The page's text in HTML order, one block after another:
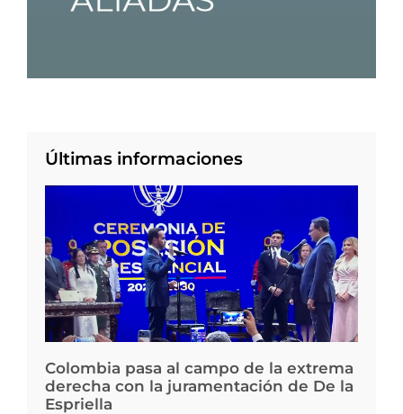
Últimas informaciones
Colombia pasa al campo de la extrema
derecha con la juramentación de De la
Espriella